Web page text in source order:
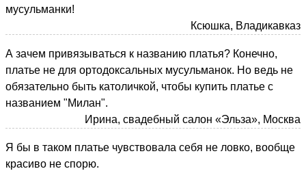
мусульманки!
Ксюшка, Владикавказ
А зачем привязываться к названию платья? Конечно,
платье не для ортодоксальных мусульманок. Но ведь не
обязательно быть католичкой, чтобы купить платье с
названием "Милан".
Ирина, свадебный салон «Эльза», Москва
Я бы в таком платье чувствовала себя не ловко, вообще
красиво не спорю.